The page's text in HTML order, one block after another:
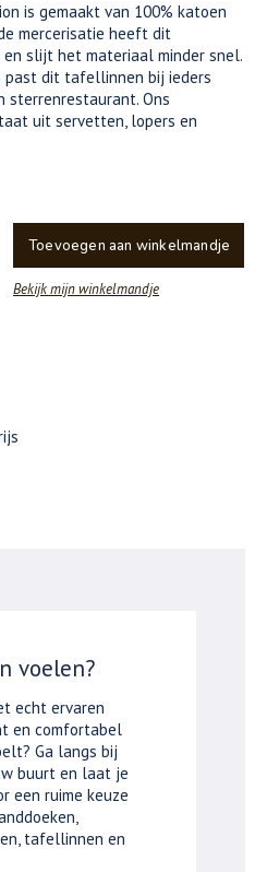
is gemaakt van 100% katoen
mercerisatie heeft dit
slijt het materiaal minder snel.
dit tafellinnen bij ieders
sterrenrestaurant. Ons
uit servetten, lopers en
Toevoegen aan winkelmandje
Bekijk mijn winkelmandje
voelen?
echt ervaren
en comfortabel
Ga langs bij
buurt en laat je
een ruime keuze
tafellinnen en